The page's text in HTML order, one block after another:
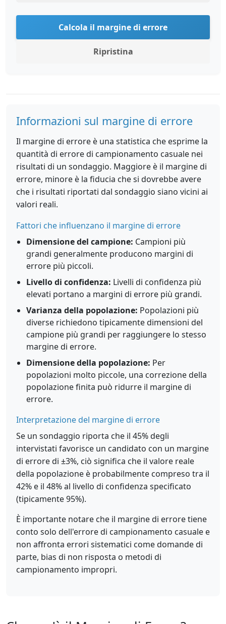
Calcola il margine di errore
Ripristina
Informazioni sul margine di errore
Il margine di errore è una statistica che esprime la
quantità di errore di campionamento casuale nei
risultati di un sondaggio. Maggiore è il margine di
errore, minore è la fiducia che si dovrebbe avere
che i risultati riportati dal sondaggio siano vicini ai
valori reali.
Fattori che influenzano il margine di errore
Dimensione del campione: Campioni più
grandi generalmente producono margini di
errore più piccoli.
Livello di confidenza: Livelli di confidenza più
elevati portano a margini di errore più grandi.
Varianza della popolazione: Popolazioni più
diverse richiedono tipicamente dimensioni del
campione più grandi per raggiungere lo stesso
margine di errore.
Dimensione della popolazione: Per
popolazioni molto piccole, una correzione della
popolazione finita può ridurre il margine di
errore.
Interpretazione del margine di errore
Se un sondaggio riporta che il 45% degli
intervistati favorisce un candidato con un margine
di errore di ±3%, ciò significa che il valore reale
della popolazione è probabilmente compreso tra il
42% e il 48% al livello di confidenza specificato
(tipicamente 95%).
È importante notare che il margine di errore tiene
conto solo dell'errore di campionamento casuale e
non affronta errori sistematici come domande di
parte, bias di non risposta o metodi di
campionamento impropri.